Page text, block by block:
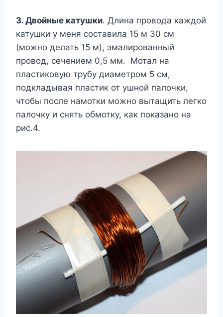
3. Двойные катушки. Длина провода каждой
катушки у меня составила 15 м 30 см
(можно делать 15 м), эмалированный
провод, сечением 0,5 мм. Мотал на
пластиковую трубу диаметром 5 см,
подкладывая пластик от ушной палочки,
чтобы после намотки можно вытащить легко
палочку и снять обмотку, как показано на
рис.4.